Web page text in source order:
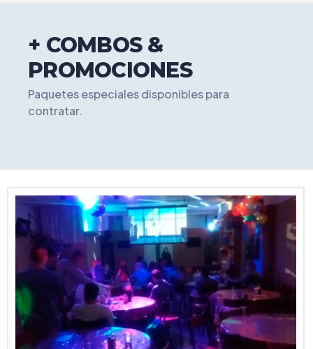
+ COMBOS &
PROMOCIONES
Paquetes especiales disponibles para
contratar.